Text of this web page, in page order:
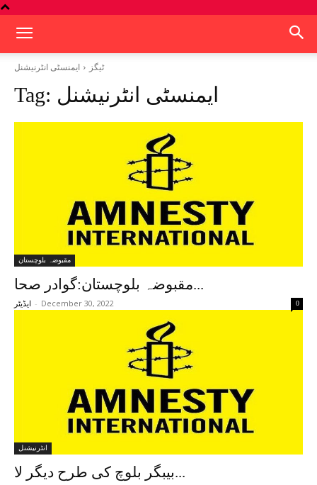
ٹیگز ایمنسٹی انٹرنیشنل
Tag: ایمنسٹی انٹرنیشنل
مقبوضہ بلوچستان
مقبوضہ بلوچستان:گوادر صحا...
ایڈیٹر - December 30, 2022 0
انٹرنیشنل
بیبگر بلوچ کی طرح دیگر لا...